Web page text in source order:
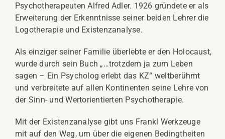
Psychotherapeuten Alfred Adler. 1926 gründete er als
Erweiterung der Erkenntnisse seiner beiden Lehrer die
Logotherapie und Existenzanalyse.
Als einziger seiner Familie überlebte er den Holocaust,
wurde durch sein Buch „…trotzdem ja zum Leben
sagen – Ein Psycholog erlebt das KZ“ weltberühmt
und verbreitete auf allen Kontinenten seine Lehre von
der Sinn- und Wertorientierten Psychotherapie.
Mit der Existenzanalyse gibt uns Frankl Werkzeuge
mit auf den Weg, um über die eigenen Bedingtheiten